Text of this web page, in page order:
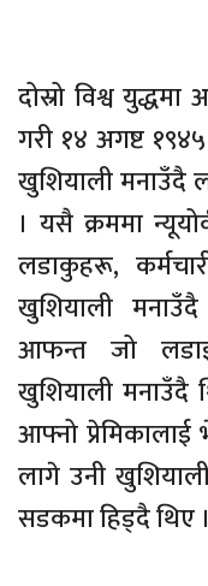
दोस्रो विश्व
गरी १४ अगष्ट
खुशियाली मनाउँदै
। यसै क्रममा
लडाकुहरू,
खुशियाली
आफन्त जो
खुशियाली
आफ्नो प्रेमिकालाई
लागे उनी
सडकमा हिड्दै थिए ।